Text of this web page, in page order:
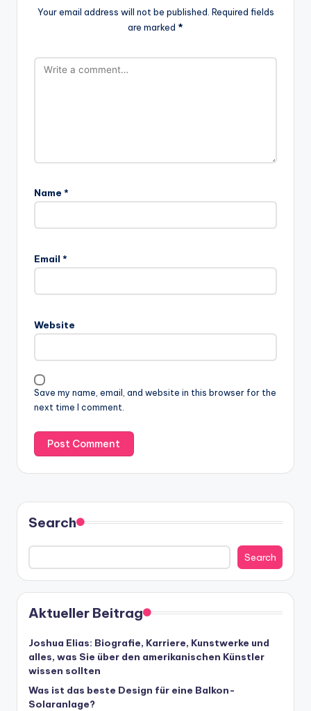
Your email address will not be published. Required fields
are marked *
Name *
Email *
Website
Save my name, email, and website in this browser for the
next time I comment.
Search
Search
Aktueller Beitrag
Joshua Elias: Biografie, Karriere, Kunstwerke und
alles, was Sie über den amerikanischen Künstler
wissen sollten
Was ist das beste Design für eine Balkon-
Solaranlage?